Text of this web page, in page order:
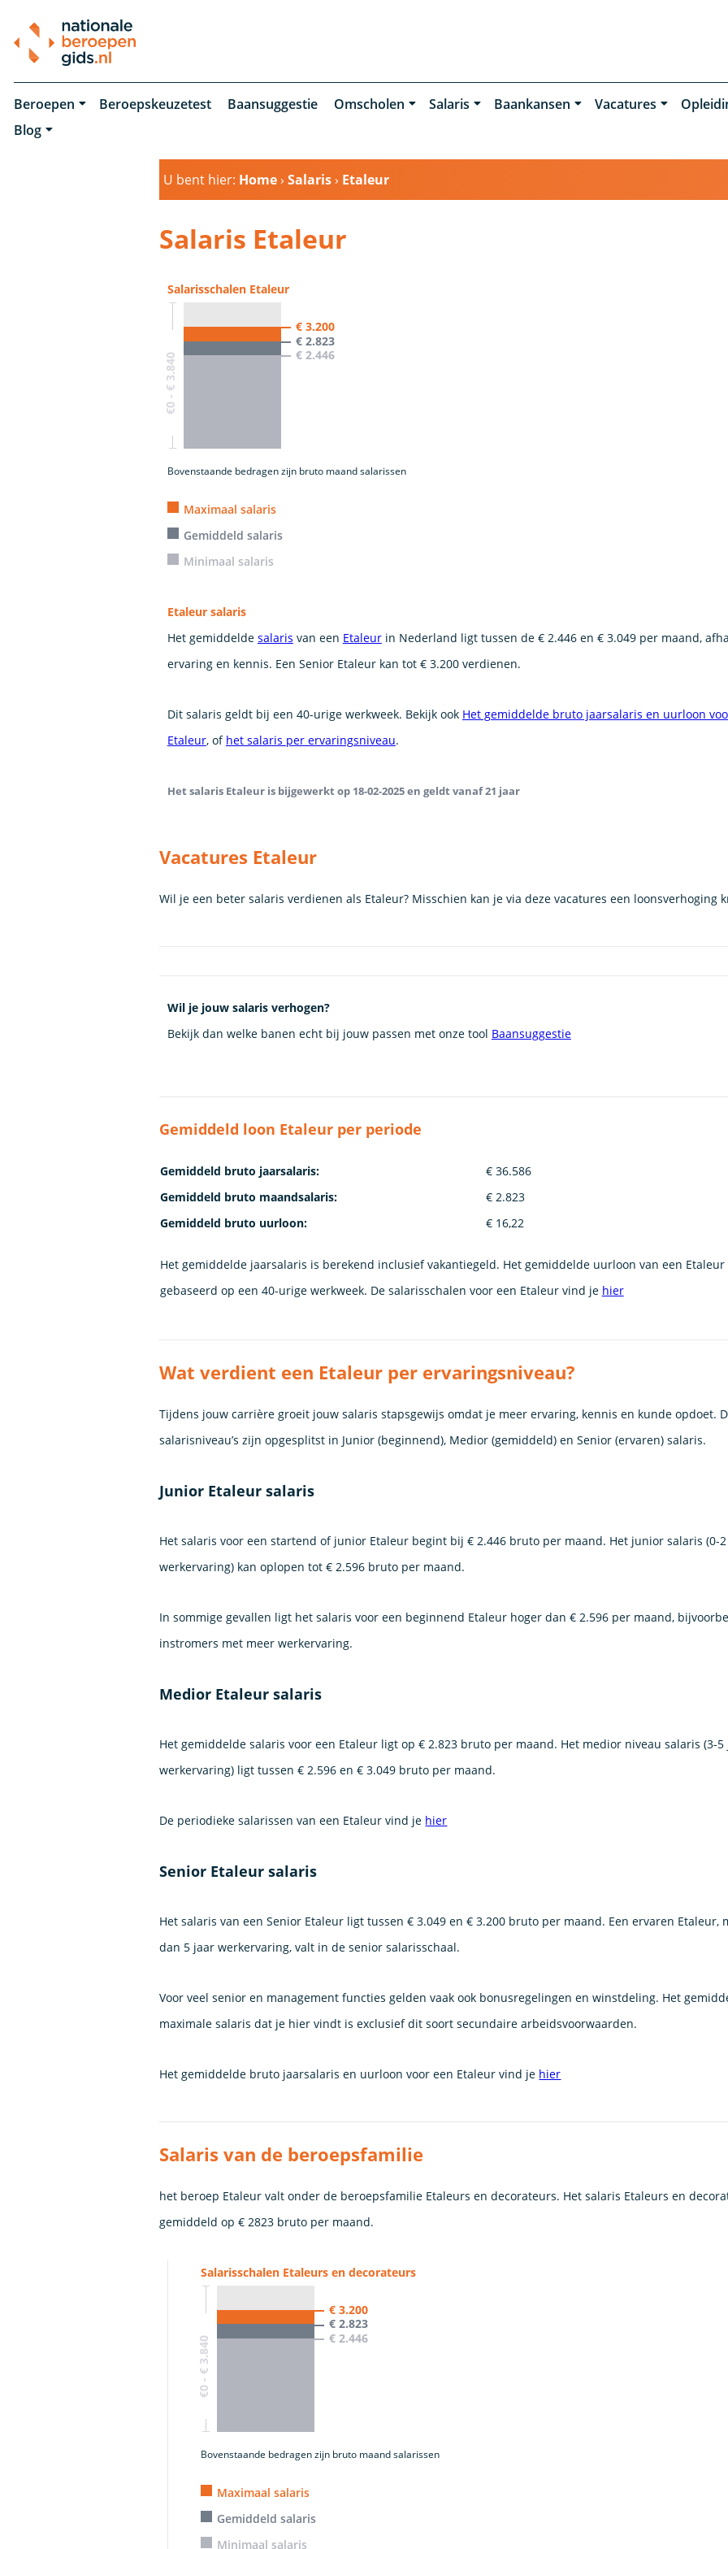
Beroepen Beroepskeuzetest Baansuggestie Omscholen Salaris Baankansen Vacatures
Blog
U bent hier: Home›Salaris› Etaleur
Salaris Etaleur
Salarisschalen Etaleur
€0 - € 3.840
€ 3.200
€ 2.823
€ 2.446
Bovenstaande bedragen zijn bruto maand salarissen
Maximaal salaris
Gemiddeld salaris
Minimaal salaris
Etaleur salaris
Het gemiddelde salaris van een Etaleurin Nederland ligt tussen de € 2.446 en € 3.049 per maand,
ervaring en kennis. Een Senior Etaleur kan tot € 3.200 verdienen.
Dit salaris geldt bij een 40-urige werkweek. Bekijk ook Het gemiddelde bruto jaarsalaris en uurloon
Etaleur, of het salaris per ervaringsniveau.
Het salaris Etaleur is bijgewerkt op 18-02-2025 en geldt vanaf 21 jaar
Vacatures Etaleur
Wil je een beter salaris verdienen als Etaleur? Misschien kan je via deze vacatures een loonsverhoging
Wil je jouw salaris verhogen?
Bekijk dan welke banen echt bij jouw passen met onze tool Baansuggestie
Gemiddeld loon Etaleur per periode
Gemiddeld bruto jaarsalaris:
€ 36.586
Gemiddeld bruto maandsalaris:
€ 2.823
Gemiddeld bruto uurloon:
€ 16,22
Het gemiddelde jaarsalaris is berekend inclusief vakantiegeld. Het gemiddelde uurloon van een Etaleur
gebaseerd op een 40-urige werkweek. De salarisschalen voor een Etaleur vind je hier
Wat verdient een Etaleur per ervaringsniveau?
Tijdens jouw carrière groeit jouw salaris stapsgewijs omdat je meer ervaring, kennis en kunde opdoet.
salarisniveau’s zijn opgesplitst in Junior (beginnend), Medior (gemiddeld) en Senior (ervaren) salaris.
Junior Etaleur salaris
Het salaris voor een startend of junior Etaleur begint bij € 2.446 bruto per maand. Het junior salaris (0-
werkervaring) kan oplopen tot € 2.596 bruto per maand.
In sommige gevallen ligt het salaris voor een beginnend Etaleur hoger dan € 2.596 per maand,
instromers met meer werkervaring.
Medior Etaleur salaris
Het gemiddelde salaris voor een Etaleur ligt op € 2.823 bruto per maand. Het medior niveau salaris (3-5
werkervaring) ligt tussen € 2.596 en € 3.049 bruto per maand.
De periodieke salarissen van een Etaleur vind je hier
Senior Etaleur salaris
Het salaris van een Senior Etaleur ligt tussen € 3.049 en € 3.200 bruto per maand. Een ervaren Etaleur,
dan 5 jaar werkervaring, valt in de senior salarisschaal.
Voor veel senior en management functies gelden vaak ook bonusregelingen en winstdeling. Het
maximale salaris dat je hier vindt is exclusief dit soort secundaire arbeidsvoorwaarden.
Het gemiddelde bruto jaarsalaris en uurloon voor een Etaleur vind je hier
Salaris van de beroepsfamilie
het beroep Etaleur valt onder de beroepsfamilie Etaleurs en decorateurs. Het salaris Etaleurs en
gemiddeld op € 2823 bruto per maand.
Salarisschalen Etaleurs en decorateurs
€0 - € 3.840
€ 3.200
€ 2.823
€ 2.446
Bovenstaande bedragen zijn bruto maand salarissen
Maximaal salaris
Gemiddeld salaris
Minimaal salaris